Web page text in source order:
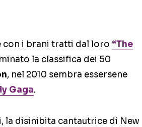
con i brani tratti dal loro “The
la classifica dei 50
, nel 2010 sembra essersene
Gaga.
la disinibita cantautrice di New